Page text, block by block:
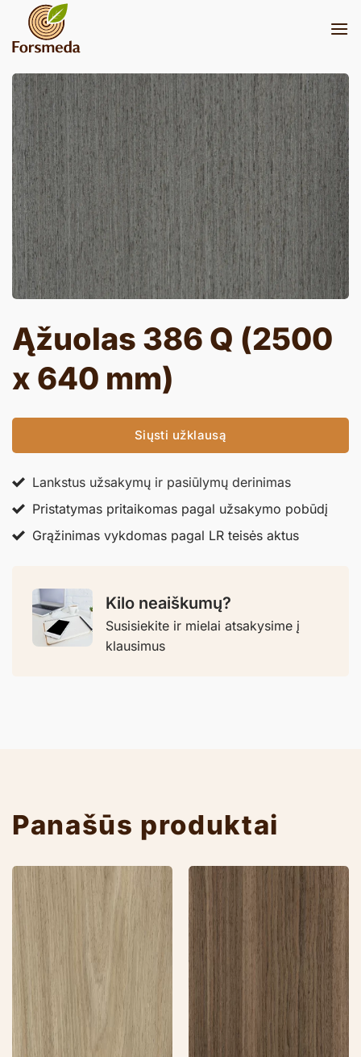
content
Ąžuolas 386 Q (2500
x 640 mm)
Siųsti užklausą
Lankstus užsakymų ir pasiūlymų derinimas
Pristatymas pritaikomas pagal užsakymo pobūdį
Grąžinimas vykdomas pagal LR teisės aktus
Kilo neaiškumų?
Susisiekite ir mielai atsakysime į
klausimus
Panašūs produktai